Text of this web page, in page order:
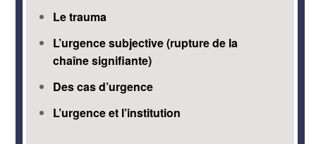
Le trauma
L’urgence subjective (rupture de la
chaîne signifiante)
Des cas d’urgence
L’urgence et l’institution